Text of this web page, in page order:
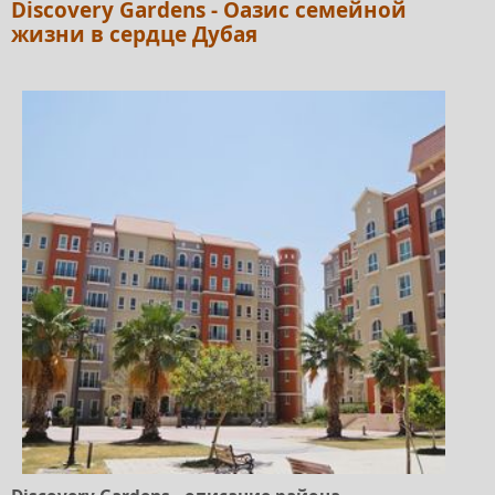
Discovery Gardens - Оазис семейной
жизни в сердце Дубая